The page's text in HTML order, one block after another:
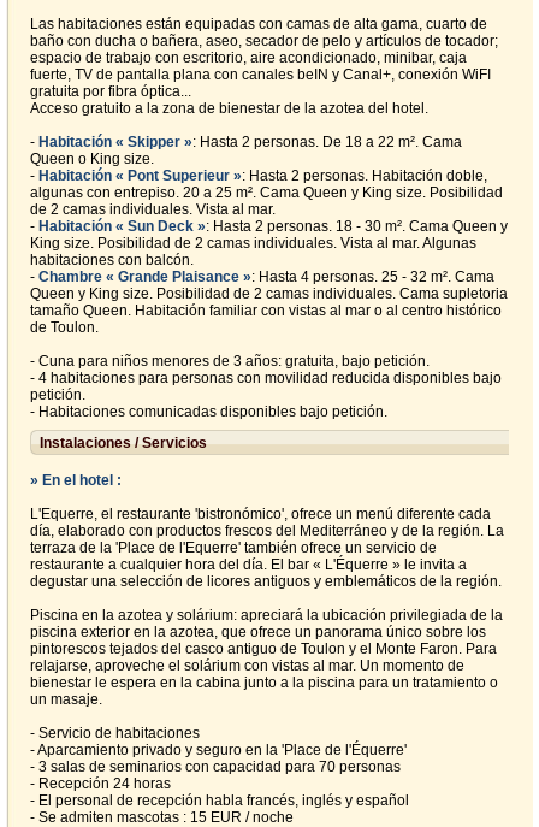
Las habitaciones están equipadas con camas de alta gama, cuarto de
baño con ducha o bañera, aseo, secador de pelo y artículos de tocador;
espacio de trabajo con escritorio, aire acondicionado, minibar, caja
fuerte, TV de pantalla plana con canales beIN y Canal+, conexión WiFI
gratuita por fibra óptica...
Acceso gratuito a la zona de bienestar de la azotea del hotel.
- Habitación « Skipper »: Hasta 2 personas. De 18 a 22 m². Cama
Queen o King size.
- Habitación « Pont Superieur »: Hasta 2 personas. Habitación doble,
algunas con entrepiso. 20 a 25 m². Cama Queen y King size. Posibilidad
de 2 camas individuales. Vista al mar.
- Habitación « Sun Deck »: Hasta 2 personas. 18 - 30 m². Cama Queen y
King size. Posibilidad de 2 camas individuales. Vista al mar. Algunas
habitaciones con balcón.
- Chambre « Grande Plaisance »: Hasta 4 personas. 25 - 32 m². Cama
Queen y King size. Posibilidad de 2 camas individuales. Cama supletoria
tamaño Queen. Habitación familiar con vistas al mar o al centro histórico
de Toulon.
- Cuna para niños menores de 3 años: gratuita, bajo petición.
- 4 habitaciones para personas con movilidad reducida disponibles bajo
petición.
- Habitaciones comunicadas disponibles bajo petición.
Instalaciones / Servicios
» En el hotel :
L'Equerre, el restaurante 'bistronómico', ofrece un menú diferente cada
día, elaborado con productos frescos del Mediterráneo y de la región. La
terraza de la 'Place de l'Equerre' también ofrece un servicio de
restaurante a cualquier hora del día. El bar « L'Équerre » le invita a
degustar una selección de licores antiguos y emblemáticos de la región.
Piscina en la azotea y solárium: apreciará la ubicación privilegiada de la
piscina exterior en la azotea, que ofrece un panorama único sobre los
pintorescos tejados del casco antiguo de Toulon y el Monte Faron. Para
relajarse, aproveche el solárium con vistas al mar. Un momento de
bienestar le espera en la cabina junto a la piscina para un tratamiento o
un masaje.
- Servicio de habitaciones
- Aparcamiento privado y seguro en la 'Place de l'Équerre'
- 3 salas de seminarios con capacidad para 70 personas
- Recepción 24 horas
- El personal de recepción habla francés, inglés y español
- Se admiten mascotas : 15 EUR / noche